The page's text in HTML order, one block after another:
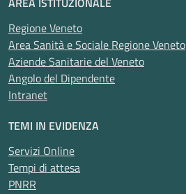
Regione Veneto
Area Sanità e Sociale Regione Veneto
Aziende Sanitarie del Veneto
Angolo del Dipendente
Intranet
TEMI IN EVIDENZA
Servizi Online
Tempi di attesa
PNRR